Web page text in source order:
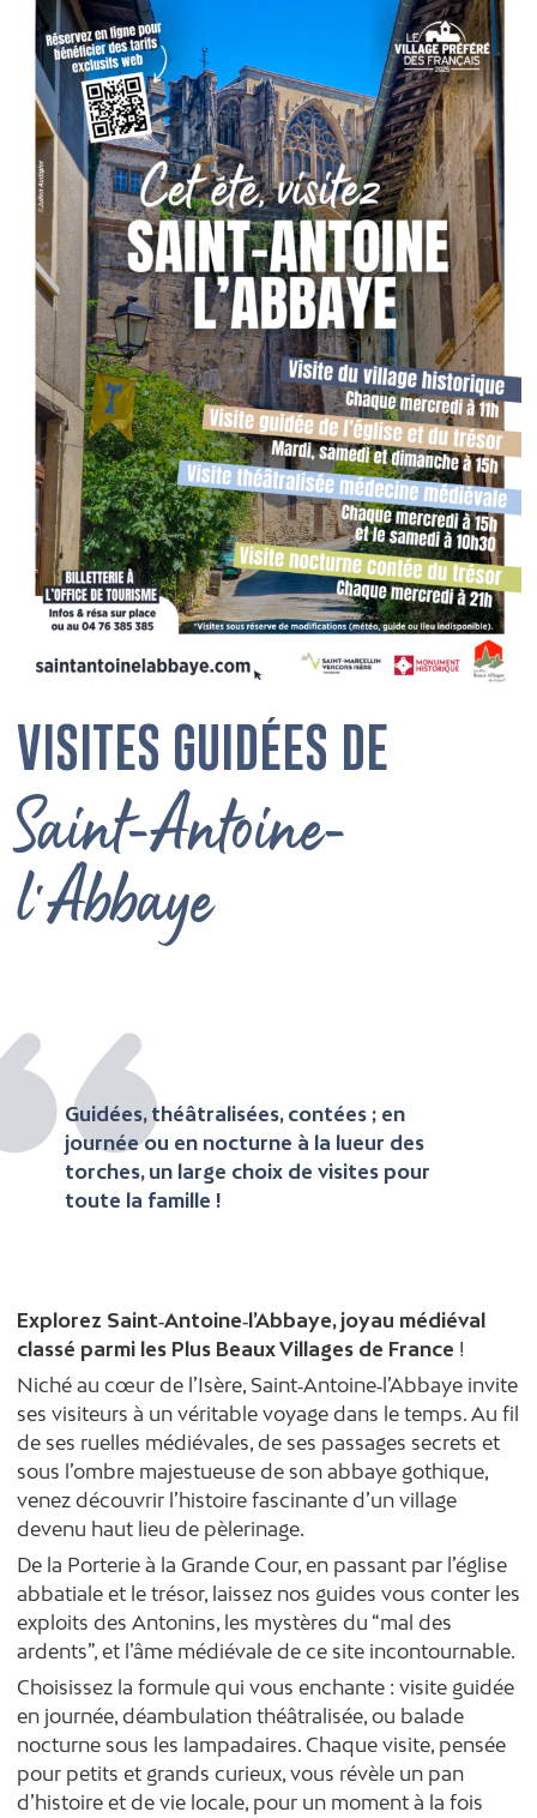
VISITES GUIDÉES DE
Saint-Antoine-
l’Abbaye
Guidées, théâtralisées, contées ; en
journée ou en nocturne à la lueur des
torches, un large choix de visites pour
toute la famille !
Explorez Saint‑Antoine‑l’Abbaye, joyau médiéval
classé parmi les Plus Beaux Villages de France !
Niché au cœur de l’Isère, Saint‑Antoine‑l’Abbaye invite
ses visiteurs à un véritable voyage dans le temps. Au fil
de ses ruelles médiévales, de ses passages secrets et
sous l’ombre majestueuse de son abbaye gothique,
venez découvrir l’histoire fascinante d’un village
devenu haut lieu de pèlerinage.
De la Porterie à la Grande Cour, en passant par l’église
abbatiale et le trésor, laissez nos guides vous conter les
exploits des Antonins, les mystères du “mal des
ardents”, et l’âme médiévale de ce site incontournable.
Choisissez la formule qui vous enchante : visite guidée
en journée, déambulation théâtralisée, ou balade
nocturne sous les lampadaires. Chaque visite, pensée
pour petits et grands curieux, vous révèle un pan
d’histoire et de vie locale, pour un moment à la fois